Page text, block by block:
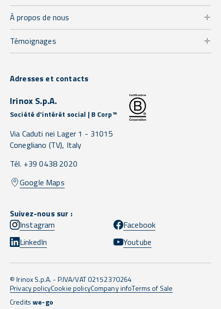
À propos de nous
Témoignages
Adresses et contacts
Irinox S.p.A.
Société d'intérêt social | B Corp™
Via Caduti nei Lager 1 - 31015
Conegliano (TV), Italy
Tél. +39 0438 2020
Google Maps
Suivez-nous sur :
Instagram
Facebook
LinkedIn
Youtube
© Irinox S.p.A. - P.IVA/VAT 02152370264
Privacy policyCookie policyCompany infoTerms of Sale
Creditswe-go